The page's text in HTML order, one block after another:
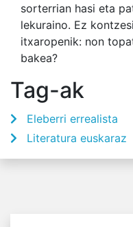
sorterrian hasi eta
lekuraino. Ez
itxaropenik: non
bakea?
Tag-ak
Eleberri errealista
Literatura euskaraz